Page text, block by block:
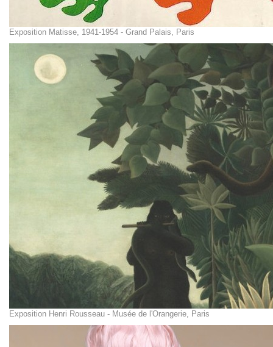
Exposition Matisse, 1941-1954 - Grand Palais, Paris
Exposition Henri Rousseau - Musée de l'Orangerie, Paris